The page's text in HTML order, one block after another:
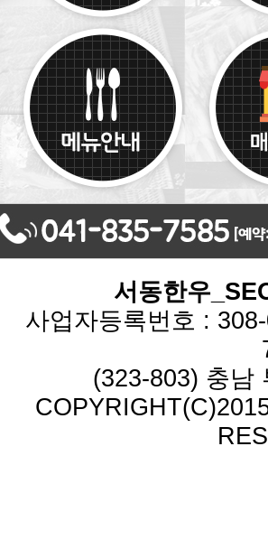
서동한우
사업자등록번호 :
(323-803) 충남